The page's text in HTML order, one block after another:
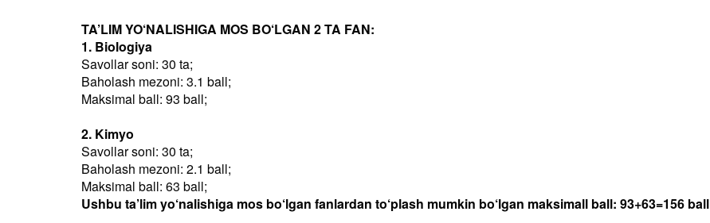
TA’LIM YO‘NALISHIGA MOS BO‘LGAN 2 TA FAN:
1. Biologiya
Savollar soni: 30 ta;
Baholash mezoni: 3.1 ball;
Maksimal ball: 93 ball;
2. Kimyo
Savollar soni: 30 ta;
Baholash mezoni: 2.1 ball;
Maksimal ball: 63 ball;
Ushbu ta’lim yo‘nalishiga mos bo‘lgan fanlardan to‘plash mumkin bo‘lgan maksimall ball: 93+63=156 ball